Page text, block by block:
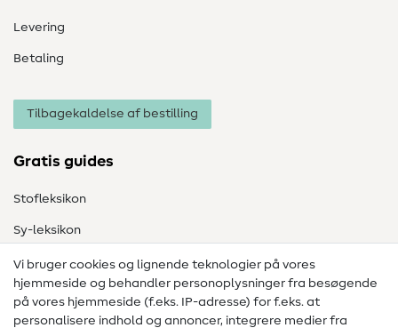
Levering
Betaling
Tilbagekaldelse af bestilling
Gratis guides
Stofleksikon
Sy-leksikon
Syvejledninger
Hjælp & kontakt
Vi bruger cookies og lignende teknologier på vores
hjemmeside og behandler personoplysninger fra besøgende
på vores hjemmeside (f.eks. IP-adresse) for f.eks. at
personalisere indhold og annoncer, integrere medier fra